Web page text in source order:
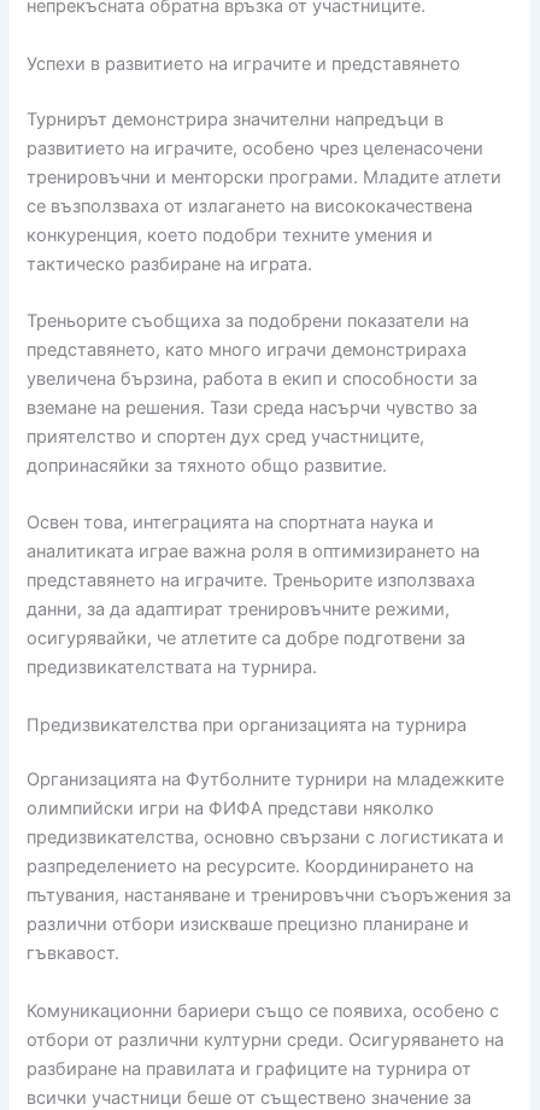
непрекъсната обратна връзка от участниците.
Успехи в развитието на играчите и представянето
Турнирът демонстрира значителни напредъци в
развитието на играчите, особено чрез целенасочени
тренировъчни и менторски програми. Младите атлети
се възползваха от излагането на висококачествена
конкуренция, което подобри техните умения и
тактическо разбиране на играта.
Треньорите съобщиха за подобрени показатели на
представянето, като много играчи демонстрираха
увеличена бързина, работа в екип и способности за
вземане на решения. Тази среда насърчи чувство за
приятелство и спортен дух сред участниците,
допринасяйки за тяхното общо развитие.
Освен това, интеграцията на спортната наука и
аналитиката играе важна роля в оптимизирането на
представянето на играчите. Треньорите използваха
данни, за да адаптират тренировъчните режими,
осигурявайки, че атлетите са добре подготвени за
предизвикателствата на турнира.
Предизвикателства при организацията на турнира
Организацията на Футболните турнири на младежките
олимпийски игри на ФИФА представи няколко
предизвикателства, основно свързани с логистиката и
разпределението на ресурсите. Координирането на
пътувания, настаняване и тренировъчни съоръжения за
различни отбори изискваше прецизно планиране и
гъвкавост.
Комуникационни бариери също се появиха, особено с
отбори от различни културни среди. Осигуряването на
разбиране на правилата и графиците на турнира от
всички участници беше от съществено значение за